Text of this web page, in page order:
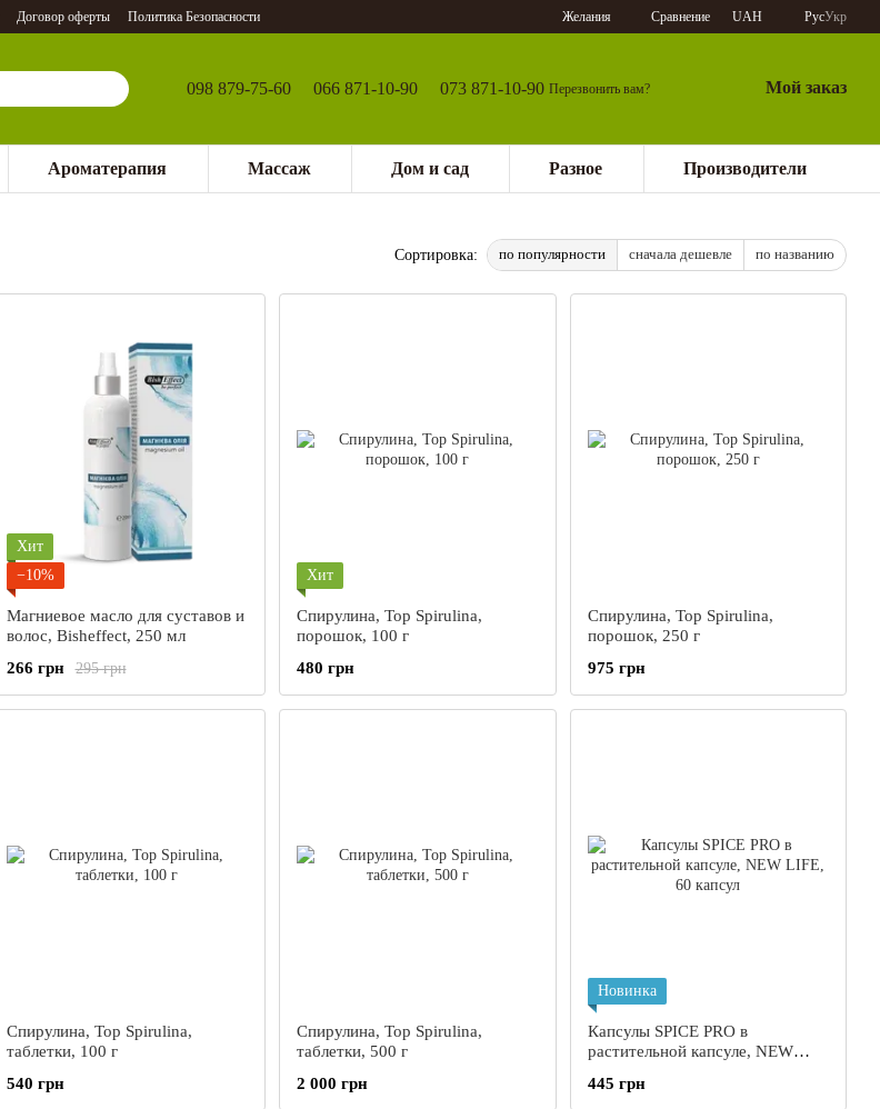
Договор оферты Политика Безопасности Желания Сравнение UAH РусУкр
098 879-75-60 066 871-10-90 073 871-10-90 Перезвонить вам? Мой заказ
Ароматерапия Массаж Дом и сад Разное Производители
Сортировка: по популярности сначала дешевле по названию
Хит
−10%
Магниевое масло для суставов и
волос, Bisheffect, 250 мл
295 грн
266 грн
Хит
Спирулина, Top Spirulina,
порошок, 100 г
480 грн
Спирулина, Top Spirulina,
порошок, 250 г
975 грн
Спирулина, Top Spirulina,
таблетки, 100 г
540 грн
Спирулина, Top Spirulina,
таблетки, 500 г
2 000 грн
Новинка
Капсулы SPICE PRO в
растительной капсуле, NEW
445 грн